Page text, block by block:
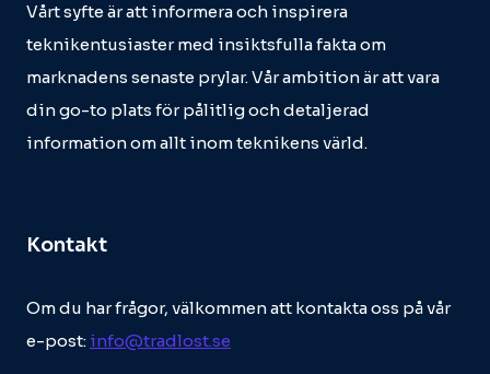
Vårt syfte är att informera och inspirera
teknikentusiaster med insiktsfulla fakta om
marknadens senaste prylar. Vår ambition är att vara
din go-to plats för pålitlig och detaljerad
information om allt inom teknikens värld.
Kontakt
Om du har frågor, välkommen att kontakta oss på vår
e-post: info@tradlost.se